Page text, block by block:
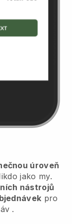
úroveň
jako my.
nástrojů
pro
.